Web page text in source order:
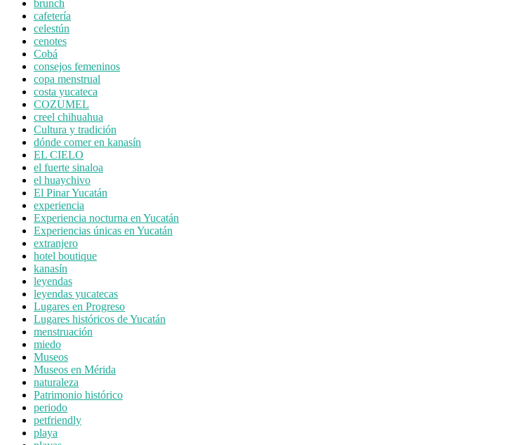
brunch
cafetería
celestún
cenotes
Cobá
consejos femeninos
copa menstrual
costa yucateca
COZUMEL
creel chihuahua
Cultura y tradición
dónde comer en kanasín
EL CIELO
el fuerte sinaloa
el huaychivo
El Pinar Yucatán
experiencia
Experiencia nocturna en Yucatán
Experiencias únicas en Yucatán
extranjero
hotel boutique
kanasín
leyendas
leyendas yucatecas
Lugares en Progreso
Lugares históricos de Yucatán
menstruación
miedo
Museos
Museos en Mérida
naturaleza
Patrimonio histórico
periodo
petfriendly
playa